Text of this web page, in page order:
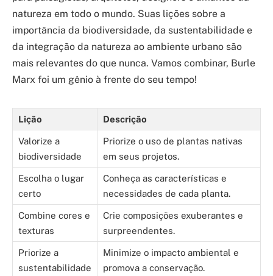
natureza em todo o mundo. Suas lições sobre a
importância da biodiversidade, da sustentabilidade e
da integração da natureza ao ambiente urbano são
mais relevantes do que nunca. Vamos combinar, Burle
Marx foi um gênio à frente do seu tempo!
Lição Descrição
Valorize a
biodiversidade
Priorize o uso de plantas nativas
em seus projetos.
Escolha o lugar
certo
Conheça as características e
necessidades de cada planta.
Combine cores e
texturas
Crie composições exuberantes e
surpreendentes.
Priorize a
sustentabilidade
Minimize o impacto ambiental e
promova a conservação.